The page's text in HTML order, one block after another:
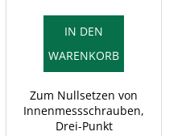
IN DEN
WARENKORB
Zum Nullsetzen von
Innenmessschrauben,
Drei-Punkt